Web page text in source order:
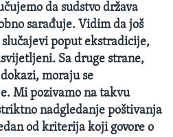
da sudstvo država
sarađuje. Vidim da još
poput ekstradicije,
Sa druge strane,
moraju se
Mi pozivamo na takvu
nadgledanje poštivanja
od kriterija koji govore o